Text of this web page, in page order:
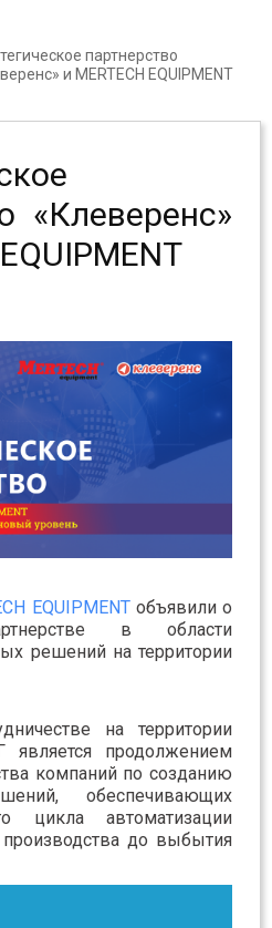
партнерство
и MERTECH EQUIPMENT
«Клеверенс»
EQUIPMENTобъявили о
в области
решений на территории
на территории
продолжением
компаний по созданию
обеспечивающих
цикла автоматизации
до выбытия